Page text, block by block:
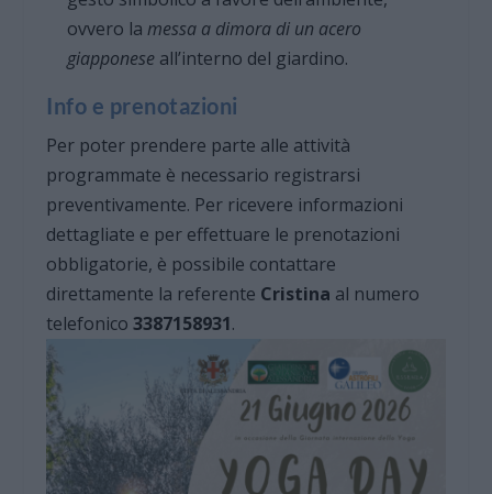
ovvero la messa a dimora di un acero
giapponeseall’interno del giardino.
Info e prenotazioni
Per poter prendere parte alle attività
programmate è necessario registrarsi
preventivamente. Per ricevere informazioni
dettagliate e per effettuare le prenotazioni
obbligatorie, è possibile contattare
direttamente la referente Cristina al numero
telefonico3387158931.